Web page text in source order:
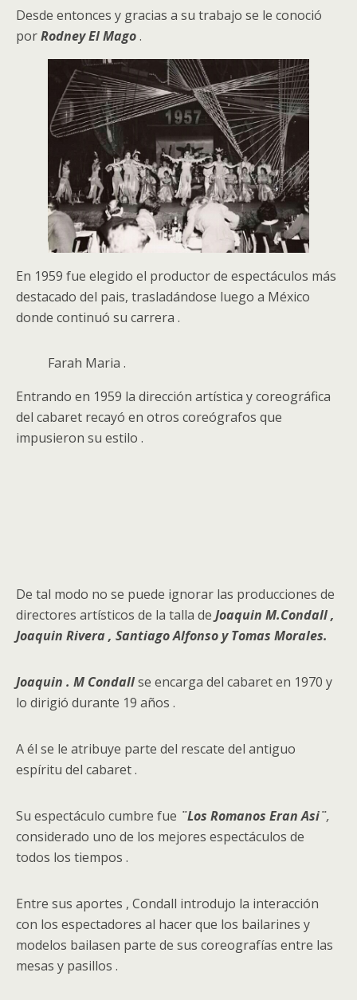
Desde entonces y gracias a su trabajo se le conoció
porRodney El Mago.
En 1959 fue elegido el productor de espectáculos más
destacado del pais, trasladándose luego a México
donde continuó su carrera .
Farah Maria .
Entrando en 1959 la dirección artística y coreográfica
del cabaret recayó en otros coreógrafos que
impusieron su estilo .
De tal modo no se puede ignorar las producciones de
directores artísticos de la talla de Joaquin M.Condall ,
Joaquin Rivera , Santiago Alfonso y Tomas Morales.
Joaquin . M Condallse encarga del cabaret en 1970 y
lo dirigió durante 19 años .
A él se le atribuye parte del rescate del antiguo
espíritu del cabaret .
Su espectáculo cumbre fue ¨Los Romanos Eran Asi¨,
considerado uno de los mejores espectáculos de
todos los tiempos .
Entre sus aportes , Condall introdujo la interacción
con los espectadores al hacer que los bailarines y
modelos bailasen parte de sus coreografías entre las
mesas y pasillos .